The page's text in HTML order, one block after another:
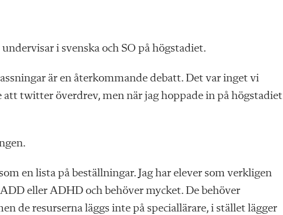
i svenska och SO på högstadiet.
är en återkommande debatt. Det var inget vi
twitter överdrev, men när jag hoppade in på högstadiet
en lista på beställningar. Jag har elever som verkligen
eller ADHD och behöver mycket. De behöver
de resurserna läggs inte på speciallärare, i stället lägger